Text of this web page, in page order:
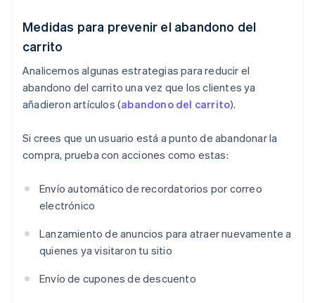
Medidas para prevenir el abandono del
carrito
Analicemos algunas estrategias para reducir el
abandono del carrito una vez que los clientes ya
añadieron artículos (abandono del carrito).
Si crees que un usuario está a punto de abandonar la
compra, prueba con acciones como estas:
Envío automático de recordatorios por correo
electrónico
Lanzamiento de anuncios para atraer nuevamente a
quienes ya visitaron tu sitio
Envío de cupones de descuento